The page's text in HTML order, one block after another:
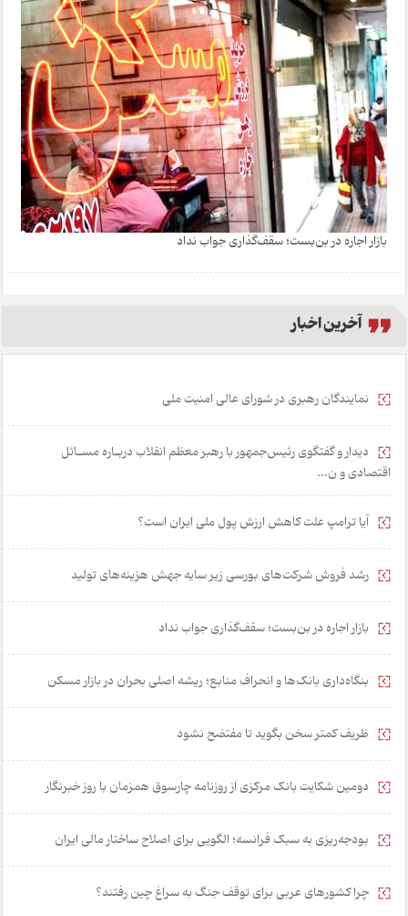
بازار اجاره در بن‌بست؛ سقف‌گذاری جواب نداد
آخرین اخبار
نمایندگان رهبری در شورای عالی امنیت ملی
دیدار و گفتگوی رئیس‌جمهور با رهبر معظم انقلاب دربـاره مسـائل
اقتصادی و ن...
آیا ترامپ علت کاهش ارزش پول ملی ایران است؟
رشد فروش شرکت‌های بورسی زیر سایه جهش هزینه‌های تولید
بازار اجاره در بن‌بست؛ سقف‌گذاری جواب نداد
بنگاه‌داری بانک‌ها و انحراف منابع؛ ریشه اصلی بحران در بازار مسکن
ظریف کمتر سخن بگوید تا مفتضح نشود
دومین شکایت بانک مرکزی از روزنامه چارسوق همزمان با روز خبرنگار
بودجه‌ریزی به سبک فرانسه؛ الگویی برای اصلاح ساختار مالی ایران
چرا کشورهای عربی برای توقف جنگ به سراغ چین رفتند؟